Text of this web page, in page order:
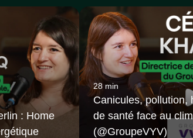
: Home
28 min
Canicules, pollution,
de santé face au
(‪@GroupeVYV‬)